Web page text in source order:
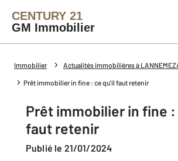
CENTURY 21
GM Immobilier
Immobilier Actualités immobilières à
Prêt immobilier in fine : ce qu'il faut retenir
Prêt immobilier in fine :
faut retenir
Publié le 21/01/2024